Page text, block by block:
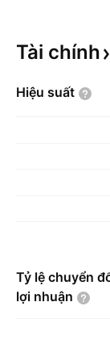
Tài chính
Hiệu suất
Tỷ lệ chuyển
lợi nhuận